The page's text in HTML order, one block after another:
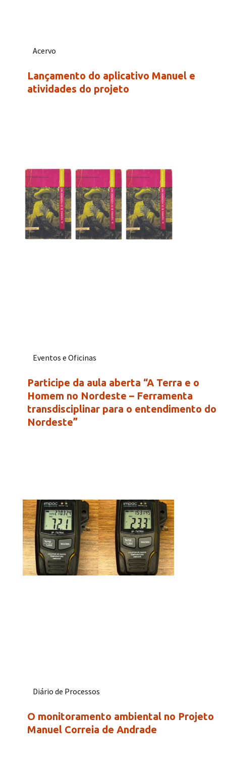
Acervo
Lançamento do aplicativo Manuel e
atividades do projeto
Eventos e Oficinas
Participe da aula aberta “A Terra e o
Homem no Nordeste – Ferramenta
transdisciplinar para o entendimento do
Nordeste”
Diário de Processos
O monitoramento ambiental no Projeto
Manuel Correia de Andrade